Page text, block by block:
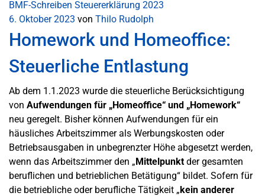
BMF-Schreiben Steuererklärung 2023
6. Oktober 2023 von Thilo Rudolph
Homework und Homeoffice:
Steuerliche Entlastung
Ab dem 1.1.2023 wurde die steuerliche Berücksichtigung
von Aufwendungen für „Homeoffice“ und „Homework“
neu geregelt. Bisher können Aufwendungen für ein
häusliches Arbeitszimmer als Werbungskosten oder
Betriebsausgaben in unbegrenzter Höhe abgesetzt werden,
wenn das Arbeitszimmer den „Mittelpunktder gesamten
beruflichen und betrieblichen Betätigung“ bildet. Sofern für
die betriebliche oder berufliche Tätigkeit „kein anderer